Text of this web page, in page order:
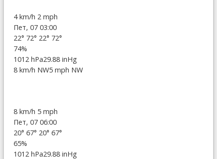
4 km/h 2 mph
Пет, 07 03:00
22° 72° 22° 72°
74%
1012 hPa29.88 inHg
8 km/h NW5 mph NW
8 km/h 5 mph
Пет, 07 06:00
20° 67° 20° 67°
65%
1012 hPa29.88 inHg